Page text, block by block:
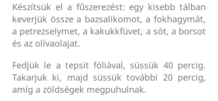
Készítsük el a fűszerezést: egy kisebb tálban
keverjük össze a bazsalikomot, a fokhagymát,
a petrezselymet, a kakukkfüvet, a sót, a borsot
és az olívaolajat.
Fedjük le a tepsit fóliával, süssük 40 percig.
Takarjuk ki, majd süssük további 20 percig,
amíg a zöldségek megpuhulnak.